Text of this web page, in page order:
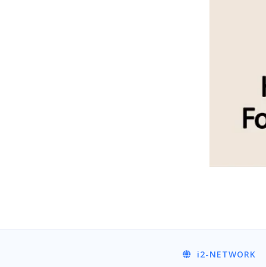
i2-NETWORK